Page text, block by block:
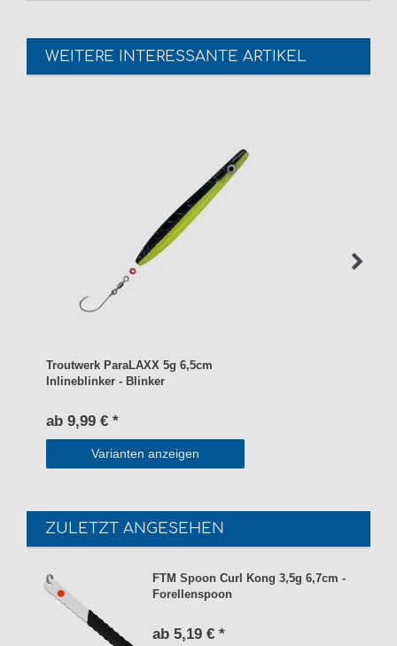
WEITERE INTERESSANTE ARTIKEL
Troutwerk ParaLAXX 5g 6,5cm
Inlineblinker - Blinker
ab 9,99 € *
Varianten anzeigen
ZULETZT ANGESEHEN
FTM Spoon Curl Kong 3,5g 6,7cm -
Forellenspoon
ab 5,19 € *